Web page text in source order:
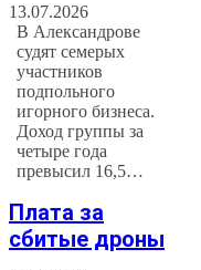
13.07.2026
В Александрове
судят семерых
участников
подпольного
игорного бизнеса.
Доход группы за
четыре года
превысил 16,5…
Плата за
сбитые дроны